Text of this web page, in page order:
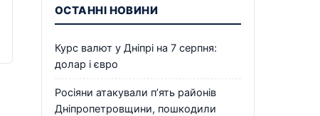
ОСТАННІ НОВИНИ
Курс валют у Дніпрі на 7 серпня:
долар і євро
Росіяни атакували п’ять районів
Дніпропетровщини, пошкодили